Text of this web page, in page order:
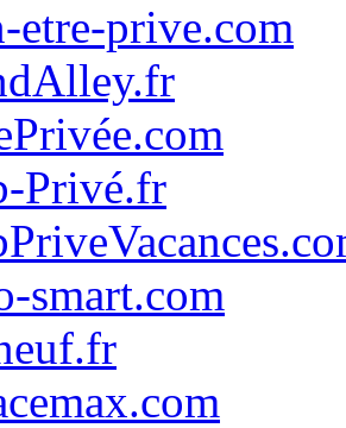
etre-prive.com
Privé.fr
smart.com